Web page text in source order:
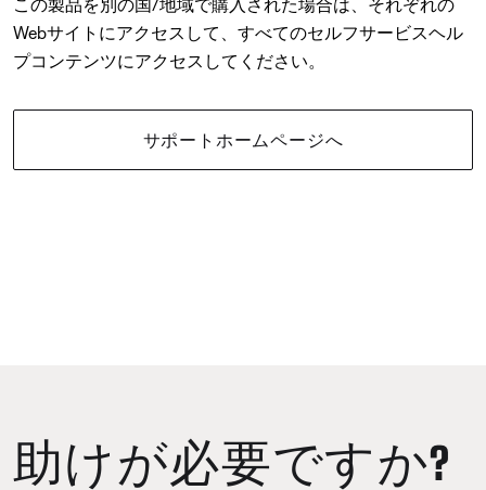
この製品を別の国/地域で購入された場合は、それぞれの
Webサイトにアクセスして、すべてのセルフサービスヘル
プコンテンツにアクセスしてください。
サポートホームページへ
助けが必要ですか?